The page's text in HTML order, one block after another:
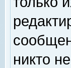
никто